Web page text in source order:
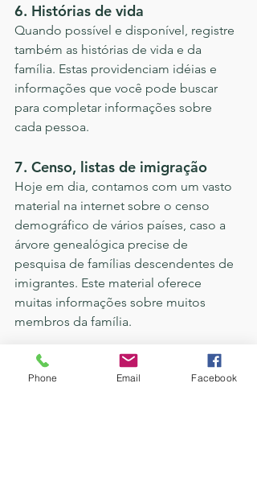
6. Histórias de vida
Quando possível e disponível, registre
também as histórias de vida e da
família. Estas providenciam idéias e
informações que você pode buscar
para completar informações sobre
cada pessoa.
7. Censo, listas de imigração
Hoje em dia, contamos com um vasto
material na internet sobre o censo
demográfico de vários países, caso a
árvore genealógica precise de
pesquisa de famílias descendentes de
imigrantes. Este material oferece
muitas informações sobre muitos
membros da família.
É muito importante manter as fontes
das informações e registrá-las, no caso
Phone Email Facebook